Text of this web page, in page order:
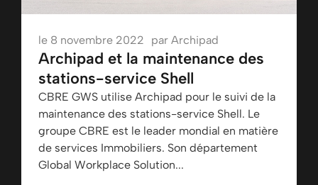
le 8 novembre 2022 par Archipad
Archipad et la maintenance des
stations-service Shell
CBRE GWS utilise Archipad pour le suivi de la
maintenance des stations-service Shell. Le
groupe CBRE est le leader mondial en matière
de services Immobiliers. Son département
Global Workplace Solution...